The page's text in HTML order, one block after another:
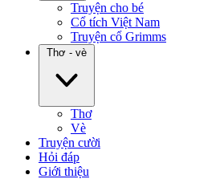
Truyện cho bé
Cổ tích Việt Nam
Truyện cổ Grimms
Thơ - vè
Thơ
Vè
Truyện cười
Hỏi đáp
Giới thiệu